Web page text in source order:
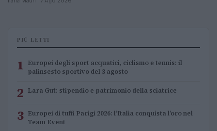
PIÙ LETTI
1 Europei degli sport acquatici, ciclismo e tennis: il
palinsesto sportivo del 3 agosto
2 Lara Gut: stipendio e patrimonio della sciatrice
3 Europei di tuffi Parigi 2026: l’Italia conquista l’oro nel
Team Event